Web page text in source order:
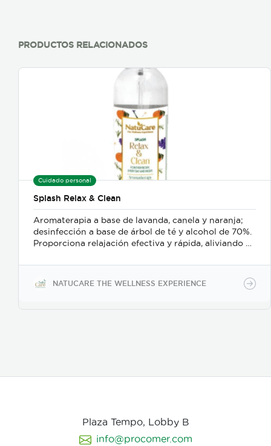
PRODUCTOS RELACIONADOS
Cuidado personal
Splash Relax & Clean
Aromaterapia a base de lavanda, canela y naranja;
desinfección a base de árbol de té y alcohol de 70%.
Proporciona relajación efectiva y rápida, aliviando el
desinfectante para manos o superficies.
NATUCARE THE WELLNESS EXPERIENCE
Plaza Tempo, Lobby B
info@procomer.com